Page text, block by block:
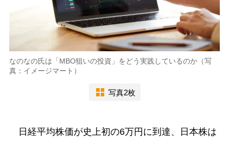
なのなの氏は「MBO狙いの投資」をどう実践しているのか（写
真：イメージマート）
写真2枚
日経平均株価が史上初の6万円に到達、日本株は